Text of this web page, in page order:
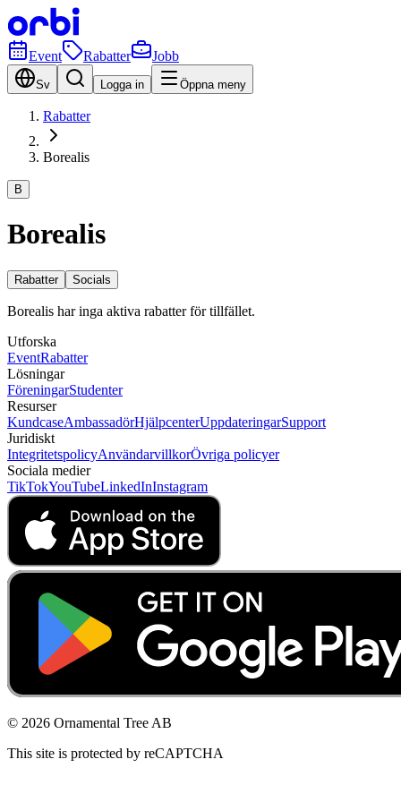
Event Rabatter Jobb
Sv Logga in Öppna meny
Rabatter
Borealis
B
Borealis
Rabatter Socials
Borealis har inga aktiva rabatter för tillfället.
Utforska
EventRabatter
Lösningar
FöreningarStudenter
Resurser
KundcaseAmbassadörHjälpcenterUppdateringarSupport
Juridiskt
IntegritetspolicyAnvändarvillkorÖvriga policyer
Sociala medier
TikTokYouTubeLinkedInInstagram
© 2026 Ornamental Tree AB
This site is protected by reCAPTCHA